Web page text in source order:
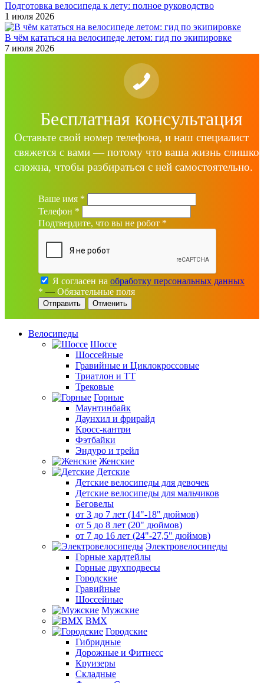
Подготовка велосипеда к лету: полное руководство
1 июля 2026
В чём кататься на велосипеде летом: гид по экипировке
7 июля 2026
Бесплатная консультация
Оставьте свой номер телефона, и наш специалист
свяжется с вами — потому что ваша жизнь
сложна, чтобы разбираться с ней самостоятельно.
Ваше имя *
Телефон *
Подтвердите, что вы не робот *
Я согласен на обработку персональных данных
* — Обязательные поля
Отменить
Велосипеды
Шоссе
Шоссейные
Гравийные и Циклокроссовые
Триатлон и ТТ
Трековые
Горные
Маунтинбайк
Даунхил и фрирайд
Кросс-кантри
Фэтбайки
Эндуро и трейл
Женские
Детские
Детские велосипеды для девочек
Детские велосипеды для мальчиков
Беговелы
от 3 до 7 лет (14"-18" дюймов)
от 5 до 8 лет (20" дюймов)
от 7 до 16 лет (24"-27,5" дюймов)
Электровелосипеды
Горные хардтейлы
Горные двухподвесы
Городские
Гравийные
Шоссейные
Мужские
BMX
Городские
Гибридные
Дорожные и Фитнесс
Круизеры
Складные